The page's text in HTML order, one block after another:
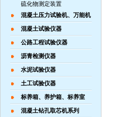
硫化物测定装置
混凝土压力试验机、万能机
混凝土试验仪器
公路工程试验仪器
沥青检测仪器
水泥试验仪器
土工试验仪器
标养箱、养护箱、标养室
混凝土钻孔取芯机系列